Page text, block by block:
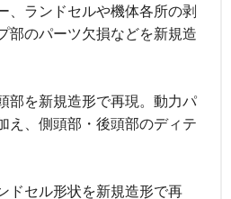
、ランドセルや機体各所の剥
部のパーツ欠損などを新規造
部を新規造形で再現。動力パ
え、側頭部・後頭部のディテ
ドセル形状を新規造形で再